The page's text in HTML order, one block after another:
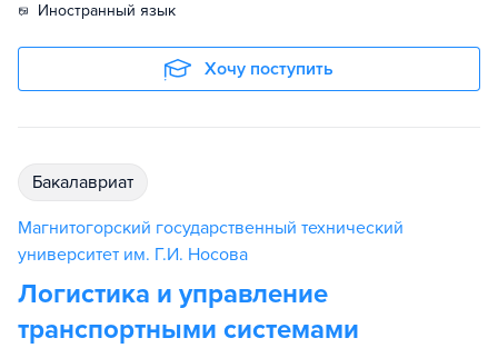
иностранный язык
Хочу поступить
бакалавриат
Магнитогорский государственный технический
университет им. Г.И. Носова
Логистика и управление
транспортными системами